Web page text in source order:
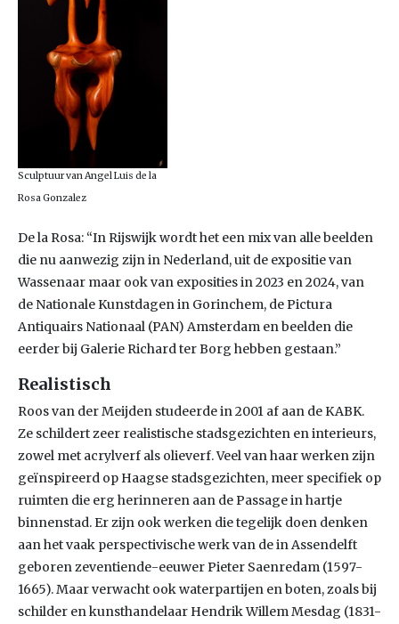
Sculptuur van Angel Luis de la
Rosa Gonzalez
De la Rosa: “In Rijswijk wordt het een mix van alle beelden
die nu aanwezig zijn in Nederland, uit de expositie van
Wassenaar maar ook van exposities in 2023 en 2024, van
de Nationale Kunstdagen in Gorinchem, de Pictura
Antiquairs Nationaal (PAN) Amsterdam en beelden die
eerder bij Galerie Richard ter Borg hebben gestaan.”
Realistisch
Roos van der Meijden studeerde in 2001 af aan de KABK.
Ze schildert zeer realistische stadsgezichten en interieurs,
zowel met acrylverf als olieverf. Veel van haar werken zijn
geïnspireerd op Haagse stadsgezichten, meer specifiek op
ruimten die erg herinneren aan de Passage in hartje
binnenstad. Er zijn ook werken die tegelijk doen denken
aan het vaak perspectivische werk van de in Assendelft
geboren zeventiende-eeuwer Pieter Saenredam (1597-
1665). Maar verwacht ook waterpartijen en boten, zoals bij
schilder en kunsthandelaar Hendrik Willem Mesdag (1831-